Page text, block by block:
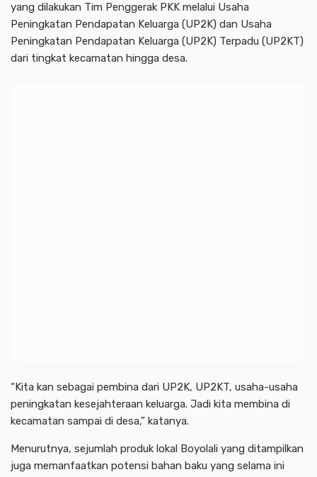
yang dilakukan Tim Penggerak PKK melalui Usaha
Peningkatan Pendapatan Keluarga (UP2K) dan Usaha
Peningkatan Pendapatan Keluarga (UP2K) Terpadu (UP2KT)
dari tingkat kecamatan hingga desa.
“Kita kan sebagai pembina dari UP2K, UP2KT, usaha-usaha
peningkatan kesejahteraan keluarga. Jadi kita membina di
kecamatan sampai di desa,” katanya.
Menurutnya, sejumlah produk lokal Boyolali yang ditampilkan
juga memanfaatkan potensi bahan baku yang selama ini